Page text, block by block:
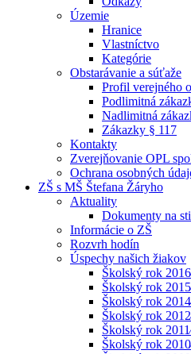
Územie
Hranice
Vlastníctvo
Kategórie
Obstarávanie a súťaže
Profil verejného
Podlimitná
Nadlimitná
Zákazky § 117
Kontakty
Zverejňovanie OPL
Ochrana osobných
ZŠ s MŠ Štefana Žáryho
Aktuality
Dokumenty na
Informácie o ZŠ
Rozvrh hodín
Úspechy našich žiakov
Školský rok
Školský rok
Školský rok
Školský rok
Školský rok
Školský rok